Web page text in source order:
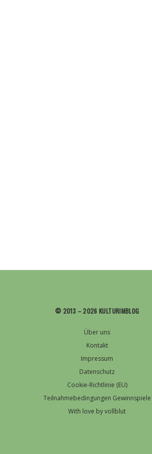
© 2013 – 2026 KULTURIMBLOG
Über uns
Kontakt
Impressum
Datenschutz
Cookie-Richtlinie (EU)
Teilnahmebedingungen Gewinnspiele
With love by vollblut